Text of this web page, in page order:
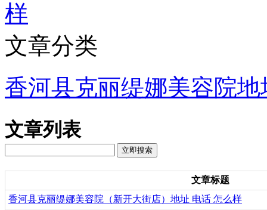
样
文章分类
香河县克丽缇娜美容院
文章列表
文章标题
香河县克丽缇娜美容院（新开大街店）地址 电话 怎么样